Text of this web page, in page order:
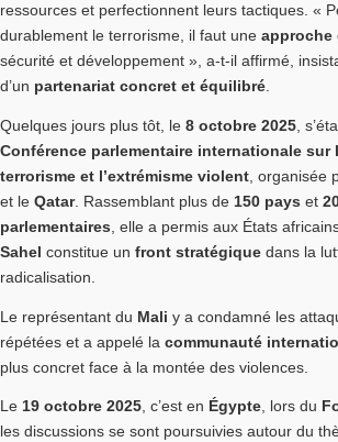
ressources et perfectionnent leurs tactiques. «
durablement le terrorisme, il faut une approche
sécurité et développement », a-t-il affirmé,
d’un partenariat concret et équilibré.
Quelques jours plus tôt, le 8 octobre 2025 ,
Conférence parlementaire internationale sur
terrorisme et l’extrémisme violent , organisée
et le Qatar. Rassemblant plus de 150 pays et
parlementaires , elle a permis aux États
Sahel constitue un front stratégique dans la
radicalisation.
Le représentant du Mali y a condamné les
répétées et a appelé la communauté
plus concret face à la montée des violences.
Le 19 octobre 2025 , c’est en Égypte , lors du
les discussions se sont poursuivies autour du